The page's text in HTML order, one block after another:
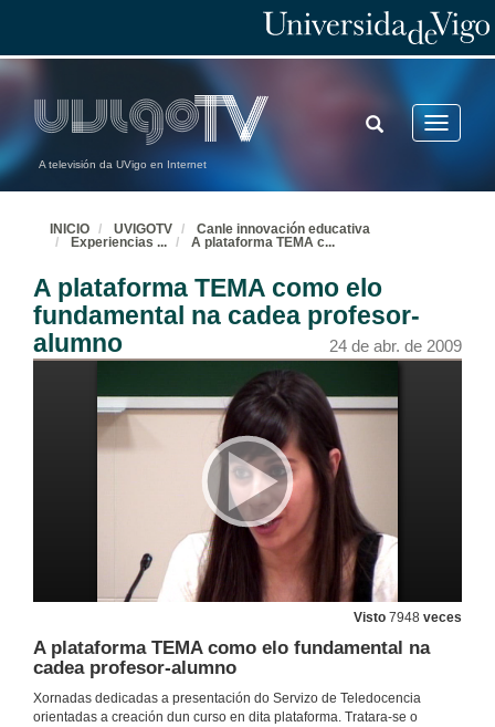
A televisión da UVigo en Internet
Toggle
TOGGLE
SEARCH
INICIO UVIGOTV
Canle innovación educativa
Experiencias ... A plataforma TEMA c...
A plataforma TEMA como elo
fundamental na cadea profesor-
alumno
24 de abr. de 2009
Visto 7948 veces
A plataforma TEMA como elo fundamental na
cadea profesor-alumno
Xornadas dedicadas a presentación do Servizo de Teledocencia
orientadas a creación dun curso en dita plataforma. Tratara-se o